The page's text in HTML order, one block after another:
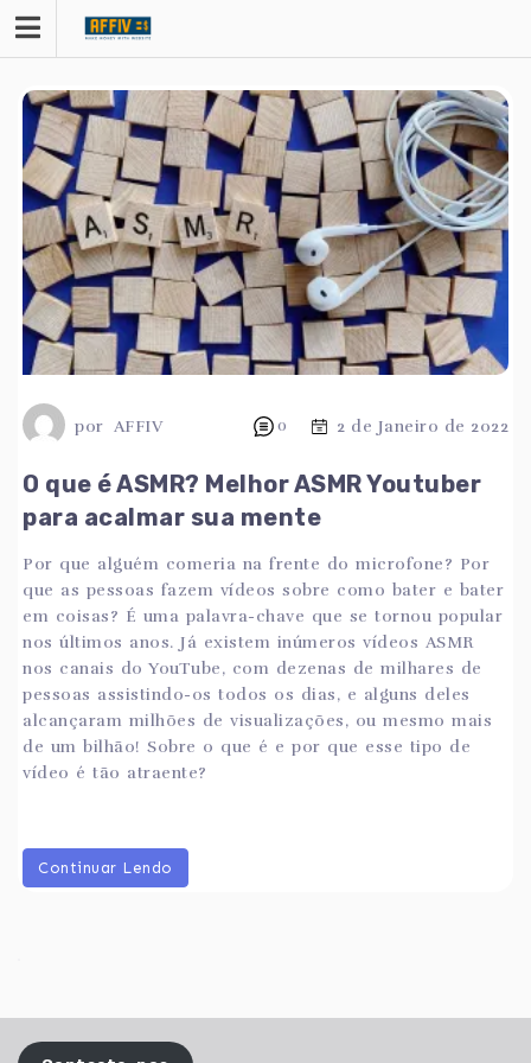
Saltar
para
o
conteúdo
por AFFIV 0 2 de Janeiro de 2022
O que é ASMR? Melhor ASMR Youtuber
para acalmar sua mente
Por que alguém comeria na frente do microfone? Por
que as pessoas fazem vídeos sobre como bater e bater
em coisas? É uma palavra-chave que se tornou popular
nos últimos anos. Já existem inúmeros vídeos ASMR
nos canais do YouTube, com dezenas de milhares de
pessoas assistindo-os todos os dias, e alguns deles
alcançaram milhões de visualizações, ou mesmo mais
de um bilhão! Sobre o que é e por que esse tipo de
vídeo é tão atraente?
Continuar Lendo